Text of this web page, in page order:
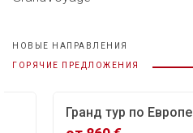
НОВЫЕ НАПРАВЛЕНИЯ
ГОРЯЧИЕ ПРЕДЛОЖЕНИЯ
Гранд тур по Европе